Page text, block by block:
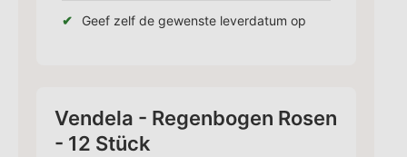
Geef zelf de gewenste leverdatum op
Vendela - Regenbogen Rosen
- 12 Stück